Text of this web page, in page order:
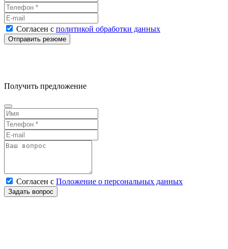
Согласен с политикой обработки данных
Получить предложение
Согласен с Положение о персональных данных